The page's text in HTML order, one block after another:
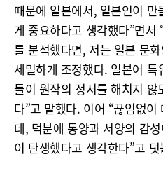
때문에 일본에서, 일본인이
게 중요하다고 생각했다”면서
를 분석했다면, 저는 일본 문
세밀하게 조정했다. 일본어
들이 원작의 정서를 해치지 않
다”고 말했다. 이어 “끊임없
데, 덕분에 동양과 서양의 감
이 탄생했다고 생각한다”고